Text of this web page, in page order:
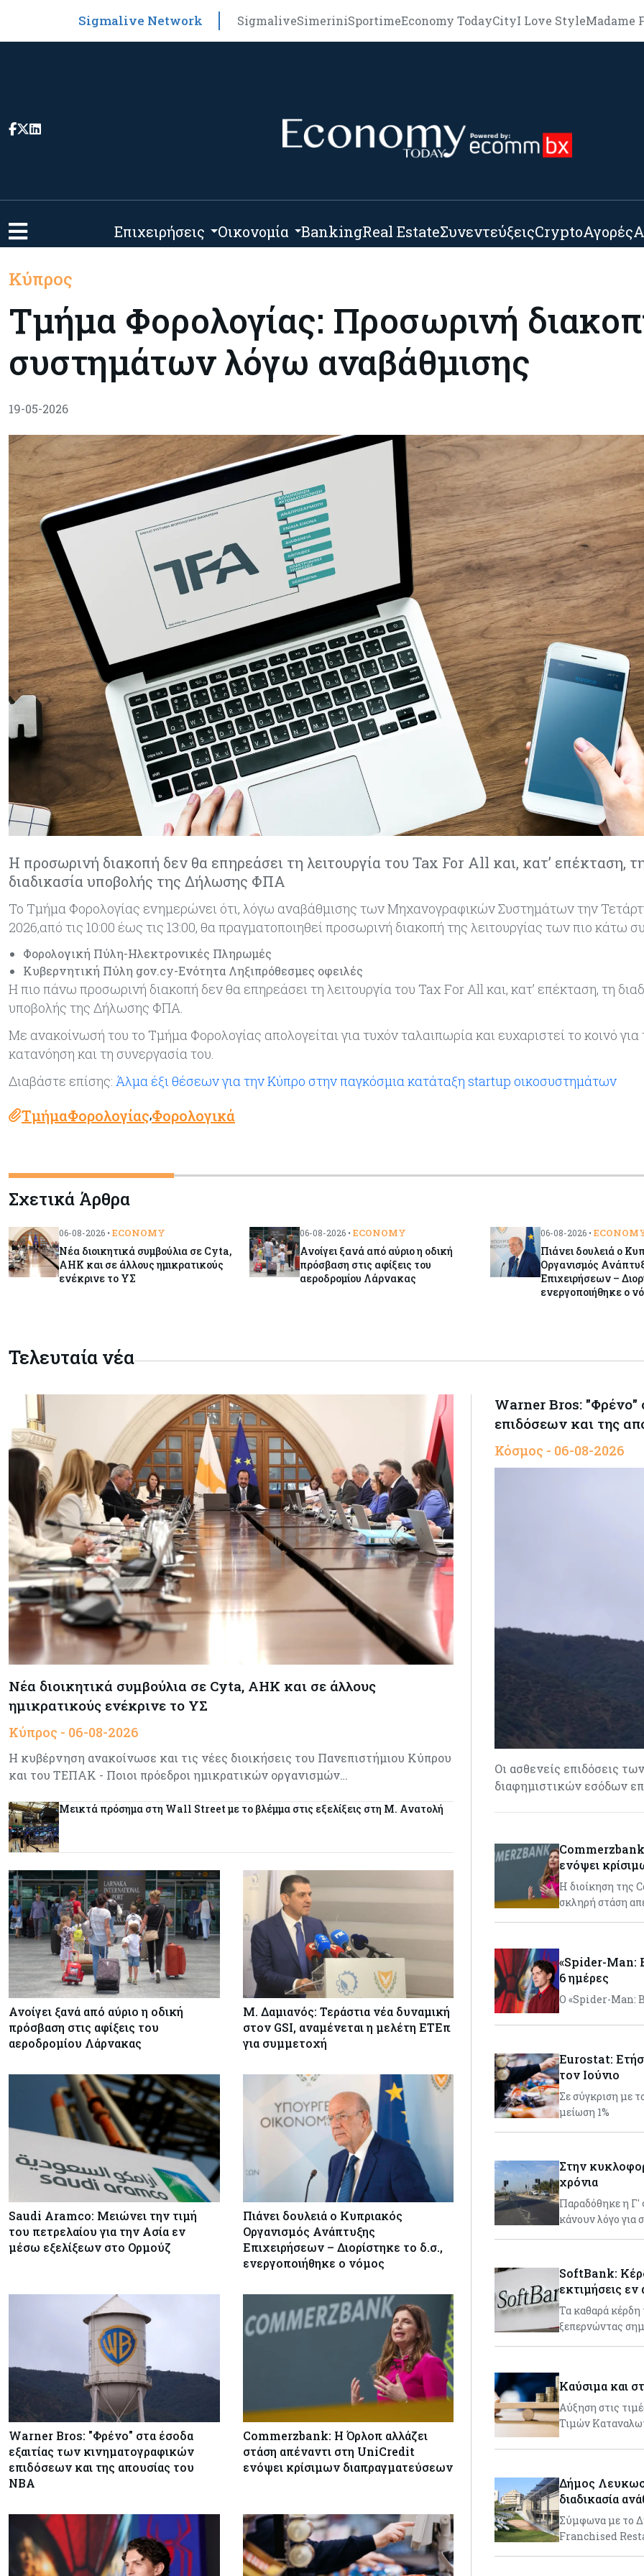
Sigmalive Network SigmaliveSimeriniSportimeEconomy TodayCityI Love StyleMadame
Επιχειρήσεις Οικονομία BankingReal EstateΣυνεντεύξειςCryptoΑγορές
Κύπρος
Τμήμα Φορολογίας: Προσωρινή
συστημάτων λόγω αναβάθμισης
19-05-2026
Η προσωρινή διακοπή δεν θα επηρεάσει τη λειτουργία του Tax For All και, κατ’ επέκταση,
διαδικασία υποβολής της Δήλωσης ΦΠΑ
Το Τμήμα Φορολογίας ενημερώνει ότι, λόγω αναβάθμισης των Μηχανογραφικών Συστημάτων την
2026,από τις 10:00 έως τις 13:00, θα πραγματοποιηθεί προσωρινή διακοπή της λειτουργίας των πιο κάτω
Φορολογική Πύλη-Ηλεκτρονικές Πληρωμές
Κυβερνητική Πύλη gov.cy-Ενότητα Ληξιπρόθεσμες οφειλές
Η πιο πάνω προσωρινή διακοπή δεν θα επηρεάσει τη λειτουργία του Tax For All και, κατ’ επέκταση, τη
υποβολής της Δήλωσης ΦΠΑ.
Με ανακοίνωσή του το Τμήμα Φορολογίας απολογείται για τυχόν ταλαιπωρία και ευχαριστεί το κοινό για
κατανόηση και τη συνεργασία του.
Διαβάστε επίσης: Άλμα έξι θέσεων για την Κύπρο στην παγκόσμια κατάταξη startup οικοσυστημάτων
ΤμήμαΦορολογίας,Φορολογικά
Σχετικά Άρθρα
06-08-2026 • ECONOMY
Νέα διοικητικά συμβούλια σε Cyta,
AHK και σε άλλους ημικρατικούς
ενέκρινε το ΥΣ
06-08-2026 • ECONOMY
Ανοίγει ξανά από αύριο η οδική
πρόσβαση στις αφίξεις του
αεροδρομίου Λάρνακας
06-08-2026 •
Πιάνει δουλειά ο
Οργανισμός
Επιχειρήσεων –
ενεργοποιήθηκε ο
Τελευταία νέα
Νέα διοικητικά συμβούλια σε Cyta, AHK και σε άλλους
ημικρατικούς ενέκρινε το ΥΣ
Κύπρος - 06-08-2026
Η κυβέρνηση ανακοίνωσε και τις νέες διοικήσεις του Πανεπιστήμιου Κύπρου
και του ΤΕΠΑΚ - Ποιοι πρόεδροι ημικρατικών οργανισμών…
Μεικτά πρόσημα στη Wall Street με το βλέμμα στις εξελίξεις στη Μ. Ανατολή
Ανοίγει ξανά από αύριο η οδική
πρόσβαση στις αφίξεις του
αεροδρομίου Λάρνακας
Μ. Δαμιανός: Τεράστια νέα δυναμική
στον GSI, αναμένεται η μελέτη ΕΤΕπ
για συμμετοχή
Saudi Aramco: Μειώνει την τιμή
του πετρελαίου για την Ασία εν
μέσω εξελίξεων στο Ορμούζ
Πιάνει δουλειά ο Κυπριακός
Οργανισμός Ανάπτυξης
Επιχειρήσεων – Διορίστηκε το δ.σ.,
ενεργοποιήθηκε ο νόμος
Warner Bros: "Φρένο" στα έσοδα
εξαιτίας των κινηματογραφικών
επιδόσεων και της απουσίας του
NBA
Commerzbank: Η Όρλοπ αλλάζει
στάση απέναντι στη UniCredit
ενόψει κρίσιμων διαπραγματεύσεων
Warner Bros: "Φρένο"
επιδόσεων και της
Κόσμος - 06-08-2026
Οι ασθενείς επιδόσεις
διαφημιστικών εσόδων
ενόψει
H διοίκηση της
σκληρή στάση
«Spider-Man:
6 ημέρες
Ο «Spider-Man:
Eurostat:
τον Ιούνιο
Σε σύγκριση με
μείωση 1%
Στην
χρόνια
Παραδόθηκε η Γ'
κάνουν λόγο για
SoftBank:
εκτιμήσεις
Τα καθαρά κέρδη
ξεπερνώντας
Καύσιμα και
Αύξηση στις
Τιμών
Δήμος
διαδικασία
Σύμφωνα με το
Franchised